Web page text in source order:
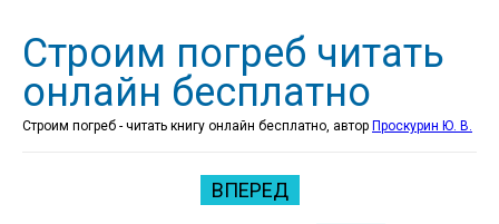
Строим погреб читать
онлайн бесплатно
Строим погреб - читать книгу онлайн бесплатно, автор Проскурин Ю. В.
ВПЕРЕД